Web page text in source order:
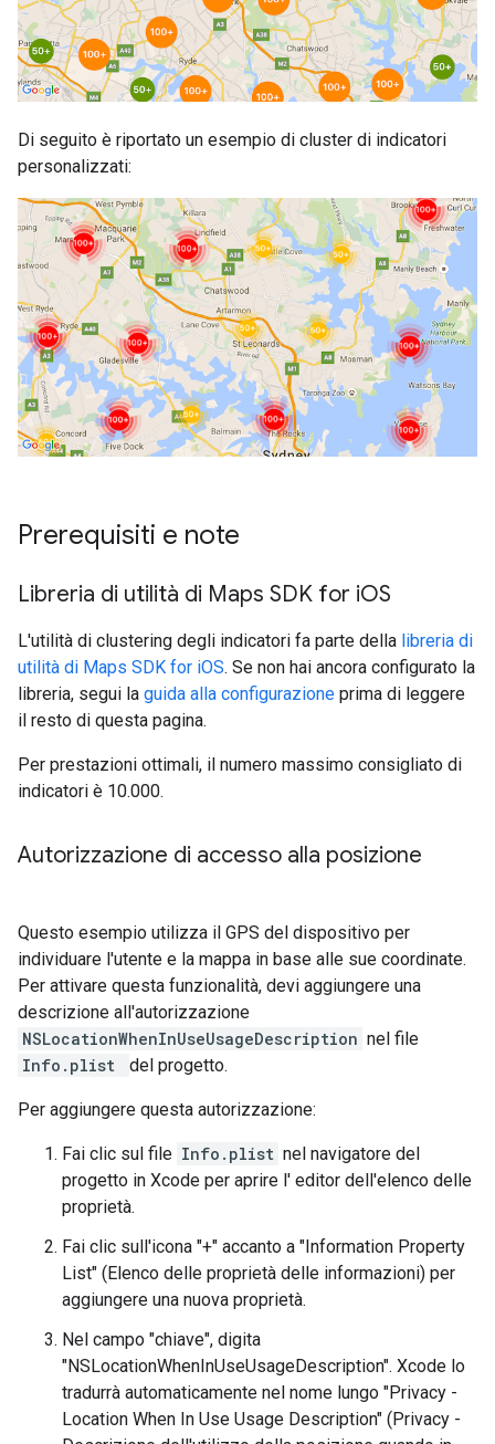
Di seguito è riportato un esempio di cluster di indicatori
personalizzati:
Prerequisiti e note
Libreria di utilità di Maps SDK for iOS
L'utilità di clustering degli indicatori fa parte della libreria di
utilità di Maps SDK for iOS. Se non hai ancora configurato la
libreria, segui la guida alla configurazione prima di leggere
il resto di questa pagina.
Per prestazioni ottimali, il numero massimo consigliato di
indicatori è 10.000.
Autorizzazione di accesso alla posizione
Questo esempio utilizza il GPS del dispositivo per
individuare l'utente e la mappa in base alle sue coordinate.
Per attivare questa funzionalità, devi aggiungere una
descrizione all'autorizzazione
NSLocationWhenInUseUsageDescription nel file
Info.plist
del progetto.
Per aggiungere questa autorizzazione:
Fai clic sul file Info.plist nel navigatore del
progetto in Xcode per aprire l' editor dell'elenco delle
proprietà.
Fai clic sull'icona "+" accanto a "Information Property
List" (Elenco delle proprietà delle informazioni) per
aggiungere una nuova proprietà.
Nel campo "chiave", digita
"NSLocationWhenInUseUsageDescription". Xcode lo
tradurrà automaticamente nel nome lungo "Privacy -
Location When In Use Usage Description" (Privacy -